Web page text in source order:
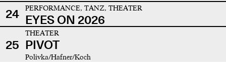
24 PERFORMANCE, TANZ, THEATER
EYES ON 2026
25
THEATER
PIVOT
Polivka/Hafner/Koch